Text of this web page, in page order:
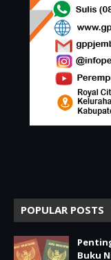
POPULAR POSTS
Buku